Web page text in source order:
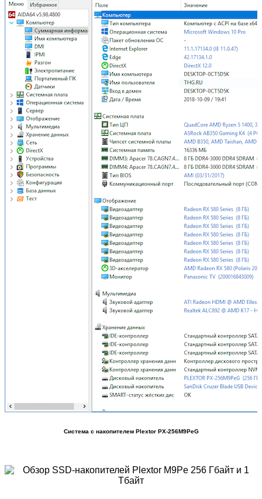
Система с накопителем Plextor PX-256M9PeG